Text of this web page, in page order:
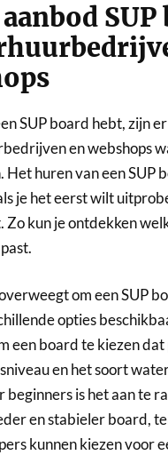
SUP
SUP board hebt, zijn
en webshops
Het huren van een SUP
je het eerst wilt
Zo kun je ontdekken
om een SUP
opties
een board te kiezen dat
en het soort
beginners is het aan te
en stabieler board,
kunnen kiezen voor